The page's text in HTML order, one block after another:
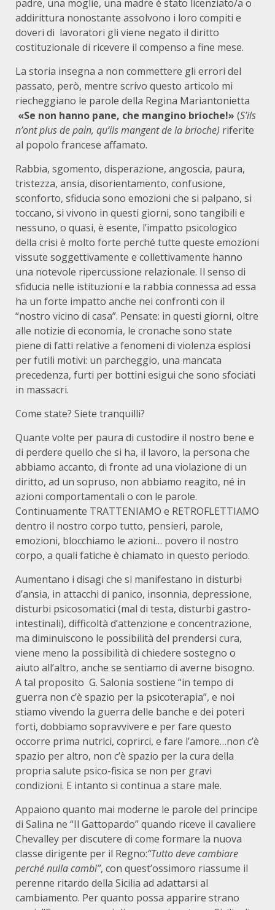
padre, una moglie, una madre è stato licenziato/a o
addirittura nonostante assolvono i loro compiti e
doveri di lavoratori gli viene negato il diritto
costituzionale di ricevere il compenso a fine mese.
La storia insegna a non commettere gli errori del
passato, però, mentre scrivo questo articolo mi
riecheggiano le parole della Regina Mariantonietta
«Se non hanno pane, che mangino brioche!» (S’ils
n’ont plus de pain, qu’ils mangent de la brioche) riferite
al popolo francese affamato.
Rabbia, sgomento, disperazione, angoscia, paura,
tristezza, ansia, disorientamento, confusione,
sconforto, sfiducia sono emozioni che si palpano, si
toccano, si vivono in questi giorni, sono tangibili e
nessuno, o quasi, è esente, l’impatto psicologico
della crisi è molto forte perché tutte queste emozioni
vissute soggettivamente e collettivamente hanno
una notevole ripercussione relazionale. Il senso di
sfiducia nelle istituzioni e la rabbia connessa ad essa
ha un forte impatto anche nei confronti con il
“nostro vicino di casa”. Pensate: in questi giorni, oltre
alle notizie di economia, le cronache sono state
piene di fatti relative a fenomeni di violenza esplosi
per futili motivi: un parcheggio, una mancata
precedenza, furti per bottini esigui che sono sfociati
in massacri.
Come state? Siete tranquilli?
Quante volte per paura di custodire il nostro bene e
di perdere quello che si ha, il lavoro, la persona che
abbiamo accanto, di fronte ad una violazione di un
diritto, ad un sopruso, non abbiamo reagito, né in
azioni comportamentali o con le parole.
Continuamente TRATTENIAMO e RETROFLETTIAMO
dentro il nostro corpo tutto, pensieri, parole,
emozioni, blocchiamo le azioni… povero il nostro
corpo, a quali fatiche è chiamato in questo periodo.
Aumentano i disagi che si manifestano in disturbi
d’ansia, in attacchi di panico, insonnia, depressione,
disturbi psicosomatici (mal di testa, disturbi gastro-
intestinali), difficoltà d’attenzione e concentrazione,
ma diminuiscono le possibilità del prendersi cura,
viene meno la possibilità di chiedere sostegno o
aiuto all’altro, anche se sentiamo di averne bisogno.
A tal proposito G. Salonia sostiene “in tempo di
guerra non c’è spazio per la psicoterapia”, e noi
stiamo vivendo la guerra delle banche e dei poteri
forti, dobbiamo sopravvivere e per fare questo
occorre prima nutrici, coprirci, e fare l’amore…non c’è
spazio per altro, non c’è spazio per la cura della
propria salute psico-fisica se non per gravi
condizioni. E intanto si continua a stare male.
Appaiono quanto mai moderne le parole del principe
di Salina ne “Il Gattopardo” quando riceve il cavaliere
Chevalley per discutere di come formare la nuova
classe dirigente per il Regno:“Tutto deve cambiare
perché nulla cambi”, con quest’ossimoro riassume il
perenne ritardo della Sicilia ad adattarsi al
cambiamento. Per quanto possa apparire strano